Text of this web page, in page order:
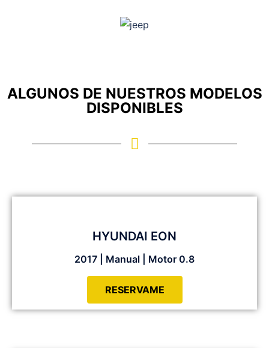
ALGUNOS DE NUESTROS MODELOS
DISPONIBLES
HYUNDAI EON
2017 | Manual | Motor 0.8
RESERVAME